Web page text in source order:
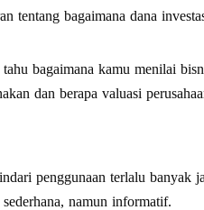
tentang bagaimana dana
bagaimana kamu menilai
dan berapa valuasi
penggunaan terlalu banyak
namun informatif.